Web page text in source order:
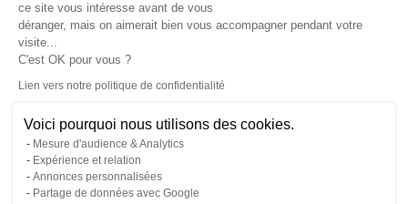
ce site vous intéresse avant de vous
déranger, mais on aimerait bien vous accompagner pendant votre
visite...
C'est OK pour vous ?
Lien vers notre politique de confidentialité
Voici pourquoi nous utilisons des cookies.
Mesure d'audience & Analytics
Expérience et relation
Annonces personnalisées
Partage de données avec Google
Modes de paiement acceptés
© Pier Import2026